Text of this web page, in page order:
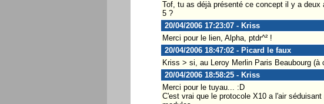
Tof, tu as déjà présenté ce concept il y a
5 ?
20/04/2006 17:23:07 - Kriss
Merci pour le lien, Alpha, ptdr^² !
20/04/2006 18:47:02 - Picard le faux
Kriss > si, au Leroy Merlin Paris Beaubourg (à
20/04/2006 18:58:25 - Kriss
Merci pour le tuyau... :D
C'est vrai que le protocole X10 a l'air